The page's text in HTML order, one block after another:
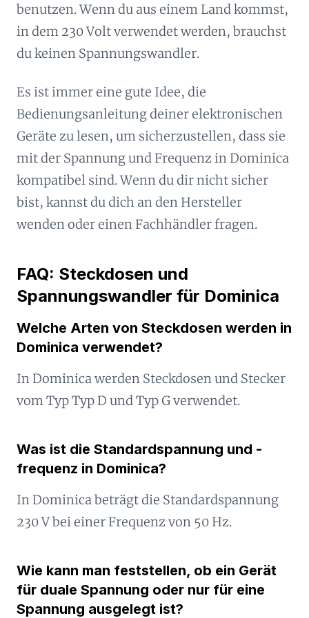
benutzen. Wenn du aus einem Land kommst,
in dem 230 Volt verwendet werden, brauchst
du keinen Spannungswandler.
Es ist immer eine gute Idee, die
Bedienungsanleitung deiner elektronischen
Geräte zu lesen, um sicherzustellen, dass sie
mit der Spannung und Frequenz in Dominica
kompatibel sind. Wenn du dir nicht sicher
bist, kannst du dich an den Hersteller
wenden oder einen Fachhändler fragen.
FAQ: Steckdosen und
Spannungswandler für Dominica
Welche Arten von Steckdosen werden in
Dominica verwendet?
In Dominica werden Steckdosen und Stecker
vom Typ Typ D und Typ G verwendet.
Was ist die Standardspannung und -
frequenz in Dominica?
In Dominica beträgt die Standardspannung
230 V bei einer Frequenz von 50 Hz.
Wie kann man feststellen, ob ein Gerät
für duale Spannung oder nur für eine
Spannung ausgelegt ist?